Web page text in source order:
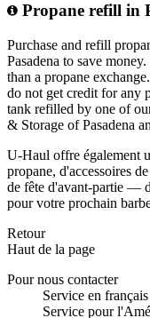
Propane refill in
Purchase and refill
Pasadena to save
than a propane
do not get credit for any
tank refilled by one of
& Storage of Pasadena
U-Haul offre également
propane, d'accessoires
de fête d'avant-partie —
pour votre prochain
Retour
Haut de la page
Pour nous contacter
Service en
Service pour